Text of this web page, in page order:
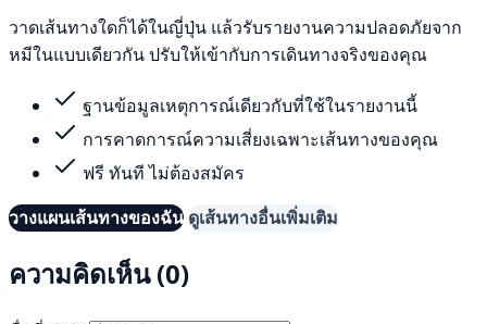
วาดเส้นทางใดก็ได้ในญี่ปุ่น แล้วรับรายงานความปลอดภัยจาก
หมีในแบบเดียวกัน ปรับให้เข้ากับการเดินทางจริงของคุณ
ฐานข้อมูลเหตุการณ์เดียวกับที่ใช้ในรายงานนี้
การคาดการณ์ความเสี่ยงเฉพาะเส้นทางของคุณ
ฟรี ทันที ไม่ต้องสมัคร
วางแผนเส้นทางของฉัน ดูเส้นทางอื่นเพิ่มเติม
ความคิดเห็น (0)